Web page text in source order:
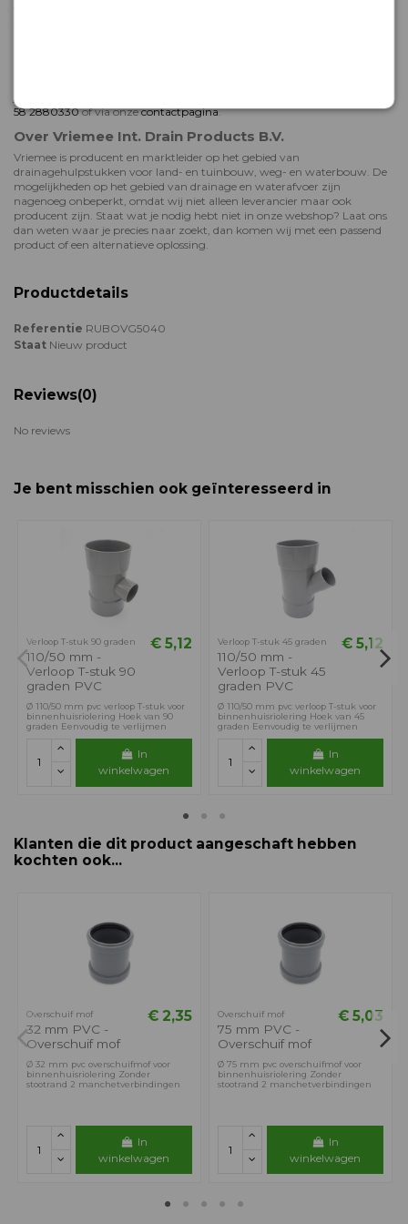
58 2880330of via onzecontactpagina.
Over Vriemee Int. Drain Products B.V.
Vriemee is producent en marktleider op het gebied van
drainagehulpstukken voor land- en tuinbouw, weg- en waterbouw. De
mogelijkheden op het gebied van drainage en waterafvoer zijn
nagenoeg onbeperkt, omdat wij niet alleen leverancier maar ook
producent zijn. Staat wat je nodig hebt niet in onze webshop? Laat ons
dan weten waar je precies naar zoekt, dan komen wij met een passend
product of een alternatieve oplossing.
Productdetails
Referentie RUBOVG5040
Staat Nieuw product
Reviews(0)
No reviews
Je bent misschien ook geïnteresseerd in
Verloop T-stuk 90 graden
110/50 mm -
Verloop T-stuk 90
graden PVC
€ 5,12
Ø 110/50 mm pvc verloop T-stuk voor
binnenhuisriolering Hoek van 90
graden Eenvoudig te verlijmen
In
winkelwagen
Verloop T-stuk 45 graden
110/50 mm -
Verloop T-stuk 45
graden PVC
€ 5,12
Ø 110/50 mm pvc verloop T-stuk voor
binnenhuisriolering Hoek van 45
graden Eenvoudig te verlijmen
In
winkelwagen
Klanten die dit product aangeschaft hebben
kochten ook...
Overschuif mof
32 mm PVC -
Overschuif mof
€ 2,35
Ø 32 mm pvc overschuifmof voor
binnenhuisriolering Zonder
stootrand 2 manchetverbindingen
In
winkelwagen
Overschuif mof
75 mm PVC -
Overschuif mof
€ 5,03
Ø 75 mm pvc overschuifmof voor
binnenhuisriolering Zonder
stootrand 2 manchetverbindingen
In
winkelwagen